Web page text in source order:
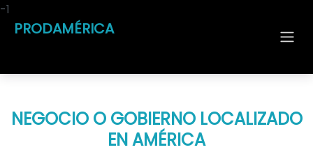
PRODAMÉRICA
NEGOCIO O GOBIERNO LOCALIZADO
EN AMÉRICA
-1